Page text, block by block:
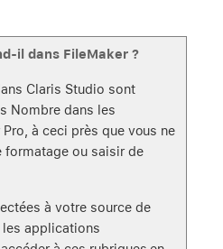
il dans FileMaker ?
Claris Studio sont
Nombre dans les
à ceci près que vous ne
formatage ou saisir de
à votre source de
les applications